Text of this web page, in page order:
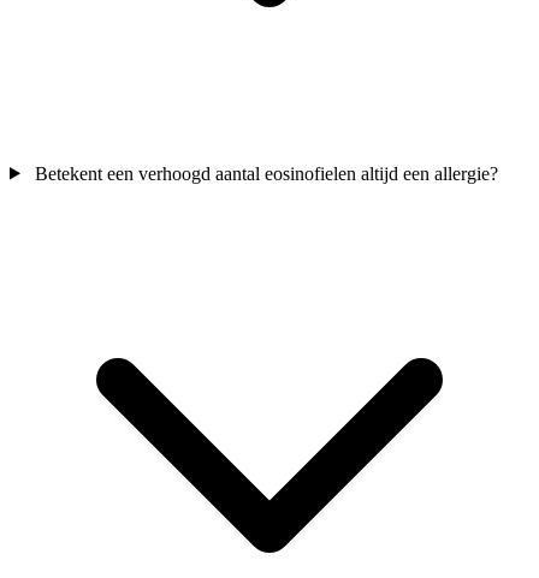
Betekent een verhoogd aantal eosinofielen altijd een allergie?